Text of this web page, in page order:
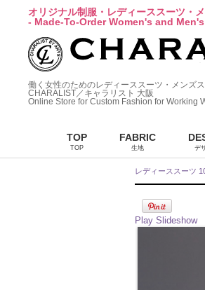
オリジナル制服・レディーススーツ・
- Made-To-Order Women's and
働く女性のためのレディーススーツ・メンズ
CHARALIST／キャラリスト 大阪
Online Store for Custom Fashion for Working
TOP
TOP
FABRIC
生地 デ
レディーススーツ
Play Slideshow